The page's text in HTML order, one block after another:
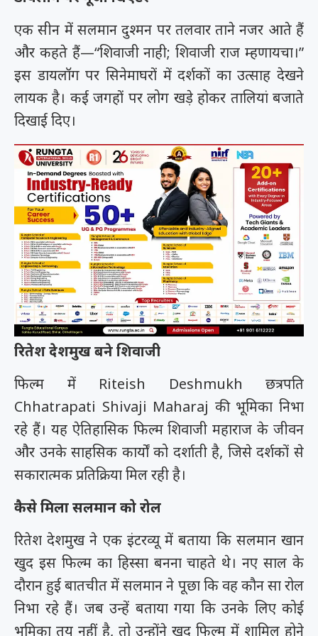
एक सीन में सलमान दुश्मन पर तलवार ताने नजर आते हैं
और कहते हैं—“शिवाजी नाही; शिवाजी राज म्हणायचा।”
इस डायलॉग पर सिनेमाघरों में दर्शकों का उत्साह देखने
लायक है। कई जगहों पर लोग खड़े होकर तालियां बजाते
दिखाई दिए।
रितेश देशमुख बने शिवाजी
फिल्म में Riteish Deshmukh छत्रपति
Chhatrapati Shivaji Maharaj की भूमिका निभा
रहे हैं। यह ऐतिहासिक फिल्म शिवाजी महाराज के जीवन
और उनके साहसिक कार्यों को दर्शाती है, जिसे दर्शकों से
सकारात्मक प्रतिक्रिया मिल रही है।
कैसे मिला सलमान को रोल
रितेश देशमुख ने एक इंटरव्यू में बताया कि सलमान खान
खुद इस फिल्म का हिस्सा बनना चाहते थे। नए साल के
दौरान हुई बातचीत में सलमान ने पूछा कि वह कौन सा रोल
निभा रहे हैं। जब उन्हें बताया गया कि उनके लिए कोई
भूमिका तय नहीं है, तो उन्होंने खुद फिल्म में शामिल होने